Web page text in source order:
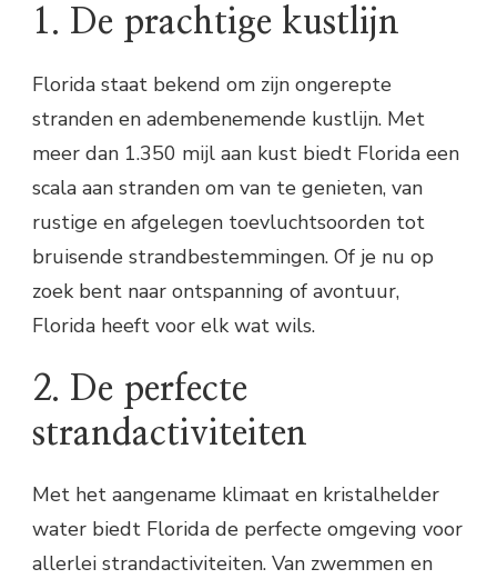
1. De prachtige kustlijn
Florida staat bekend om zijn ongerepte
stranden en adembenemende kustlijn. Met
meer dan 1.350 mijl aan kust biedt Florida een
scala aan stranden om van te genieten, van
rustige en afgelegen toevluchtsoorden tot
bruisende strandbestemmingen. Of je nu op
zoek bent naar ontspanning of avontuur,
Florida heeft voor elk wat wils.
2. De perfecte
strandactiviteiten
Met het aangename klimaat en kristalhelder
water biedt Florida de perfecte omgeving voor
allerlei strandactiviteiten. Van zwemmen en